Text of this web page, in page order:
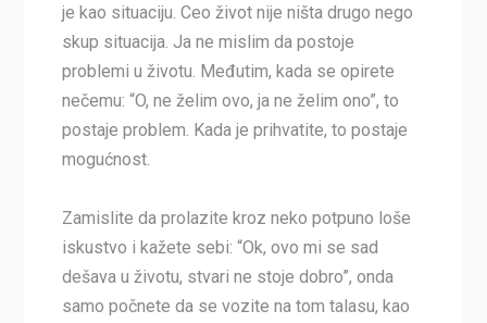
je kao situaciju. Ceo život nije ništa drugo nego
skup situacija. Ja ne mislim da postoje
problemi u životu. Međutim, kada se opirete
nečemu: “O, ne želim ovo, ja ne želim ono”, to
postaje problem. Kada je prihvatite, to postaje
mogućnost.
Zamislite da prolazite kroz neko potpuno loše
iskustvo i kažete sebi: “Ok, ovo mi se sad
dešava u životu, stvari ne stoje dobro”, onda
samo počnete da se vozite na tom talasu, kao